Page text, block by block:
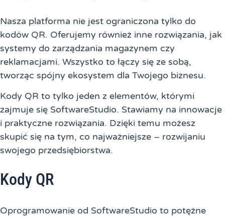
Nasza platforma nie jest ograniczona tylko do
kodów QR. Oferujemy również inne rozwiązania, jak
systemy do zarządzania magazynem czy
reklamacjami. Wszystko to łączy się ze sobą,
tworząc spójny ekosystem dla Twojego biznesu.
Kody QR to tylko jeden z elementów, którymi
zajmuje się SoftwareStudio. Stawiamy na innowacje
i praktyczne rozwiązania. Dzięki temu możesz
skupić się na tym, co najważniejsze – rozwijaniu
swojego przedsiębiorstwa.
Kody QR
Oprogramowanie od SoftwareStudio to potężne